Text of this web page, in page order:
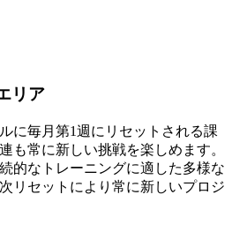
リア
に毎月第1週にリセットされる課
も常に新しい挑戦を楽しめます。
的なトレーニングに適した多様な
リセットにより常に新しいプロジ